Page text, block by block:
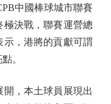
中國棒球城市聯賽
極決戰，聯賽運營總
示，港將的貢獻可謂
。
，本土球員展現出